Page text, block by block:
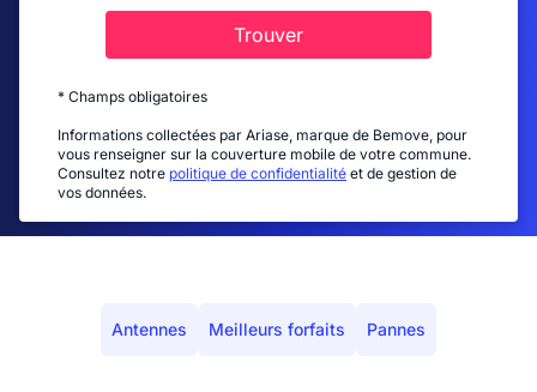
Trouver
* Champs obligatoires
Informations collectées par Ariase, marque de Bemove, pour
vous renseigner sur la couverture mobile de votre commune.
Consultez notre politique de confidentialité et de gestion de
vos données.
Antennes Meilleurs forfaits Pannes